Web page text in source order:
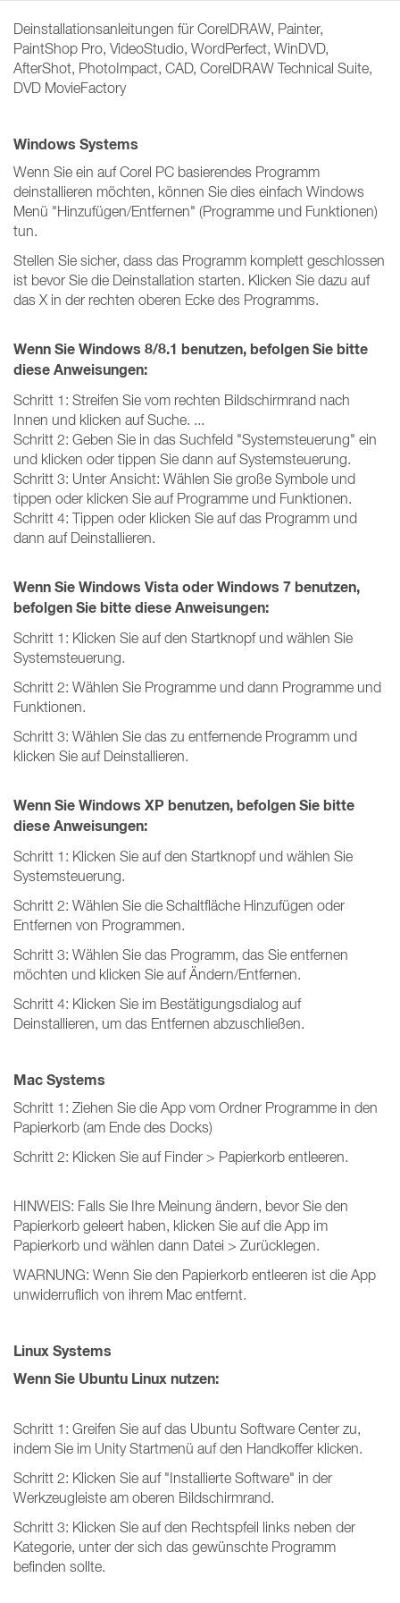
Deinstallationsanleitungen für CorelDRAW, Painter,
PaintShop Pro, VideoStudio, WordPerfect, WinDVD,
AfterShot, PhotoImpact, CAD, CorelDRAW Technical Suite,
DVD MovieFactory
Windows Systems
Wenn Sie ein auf Corel PC basierendes Programm
deinstallieren möchten, können Sie dies einfach Windows
Menü "Hinzufügen/Entfernen" (Programme und Funktionen)
tun.
Stellen Sie sicher, dass das Programm komplett geschlossen
ist bevor Sie die Deinstallation starten. Klicken Sie dazu auf
das X in der rechten oberen Ecke des Programms.
Wenn Sie Windows 8/8.1 benutzen, befolgen Sie bitte
diese Anweisungen:
Schritt 1: Streifen Sie vom rechten Bildschirmrand nach
Innen und klicken auf Suche. ...
Schritt 2: Geben Sie in das Suchfeld "Systemsteuerung" ein
und klicken oder tippen Sie dann auf Systemsteuerung.
Schritt 3: Unter Ansicht: Wählen Sie große Symbole und
tippen oder klicken Sie auf Programme und Funktionen.
Schritt 4: Tippen oder klicken Sie auf das Programm und
dann auf Deinstallieren.
Wenn Sie Windows Vista oder Windows 7 benutzen,
befolgen Sie bitte diese Anweisungen:
Schritt 1: Klicken Sie auf den Startknopf und wählen Sie
Systemsteuerung.
Schritt 2: Wählen Sie Programme und dann Programme und
Funktionen.
Schritt 3: Wählen Sie das zu entfernende Programm und
klicken Sie auf Deinstallieren.
Wenn Sie Windows XP benutzen, befolgen Sie bitte
diese Anweisungen:
Schritt 1: Klicken Sie auf den Startknopf und wählen Sie
Systemsteuerung.
Schritt 2: Wählen Sie die Schaltfläche Hinzufügen oder
Entfernen von Programmen.
Schritt 3: Wählen Sie das Programm, das Sie entfernen
möchten und klicken Sie auf Ändern/Entfernen.
Schritt 4: Klicken Sie im Bestätigungsdialog auf
Deinstallieren, um das Entfernen abzuschließen.
Mac Systems
Schritt 1: Ziehen Sie die App vom Ordner Programme in den
Papierkorb (am Ende des Docks)
Schritt 2: Klicken Sie auf Finder > Papierkorb entleeren.
HINWEIS: Falls Sie Ihre Meinung ändern, bevor Sie den
Papierkorb geleert haben, klicken Sie auf die App im
Papierkorb und wählen dann Datei > Zurücklegen.
WARNUNG: Wenn Sie den Papierkorb entleeren ist die App
unwiderruflich von ihrem Mac entfernt.
Linux Systems
Wenn Sie Ubuntu Linux nutzen:
Schritt 1: Greifen Sie auf das Ubuntu Software Center zu,
indem Sie im Unity Startmenü auf den Handkoffer klicken.
Schritt 2: Klicken Sie auf "Installierte Software" in der
Werkzeugleiste am oberen Bildschirmrand.
Schritt 3: Klicken Sie auf den Rechtspfeil links neben der
Kategorie, unter der sich das gewünschte Programm
befinden sollte.